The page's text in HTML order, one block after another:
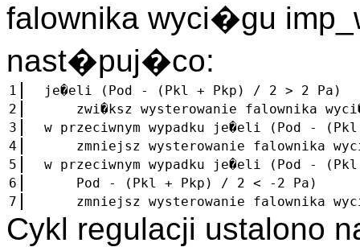
falownika wyci�gu
nast�puj�co:
1
je�eli (Pod - (Pkl + Pkp) / 2 > 2 Pa)
2
zwi�ksz wysterowanie falownika
3
w przeciwnym wypadku je�eli (Pod -
4
zmniejsz wysterowanie falownika
5
w przeciwnym wypadku je�eli (Pod -
6
Pod - (Pkl + Pkp) / 2 < -2 Pa)
7
zmniejsz wysterowanie falownika
Cykl regulacji ustalono